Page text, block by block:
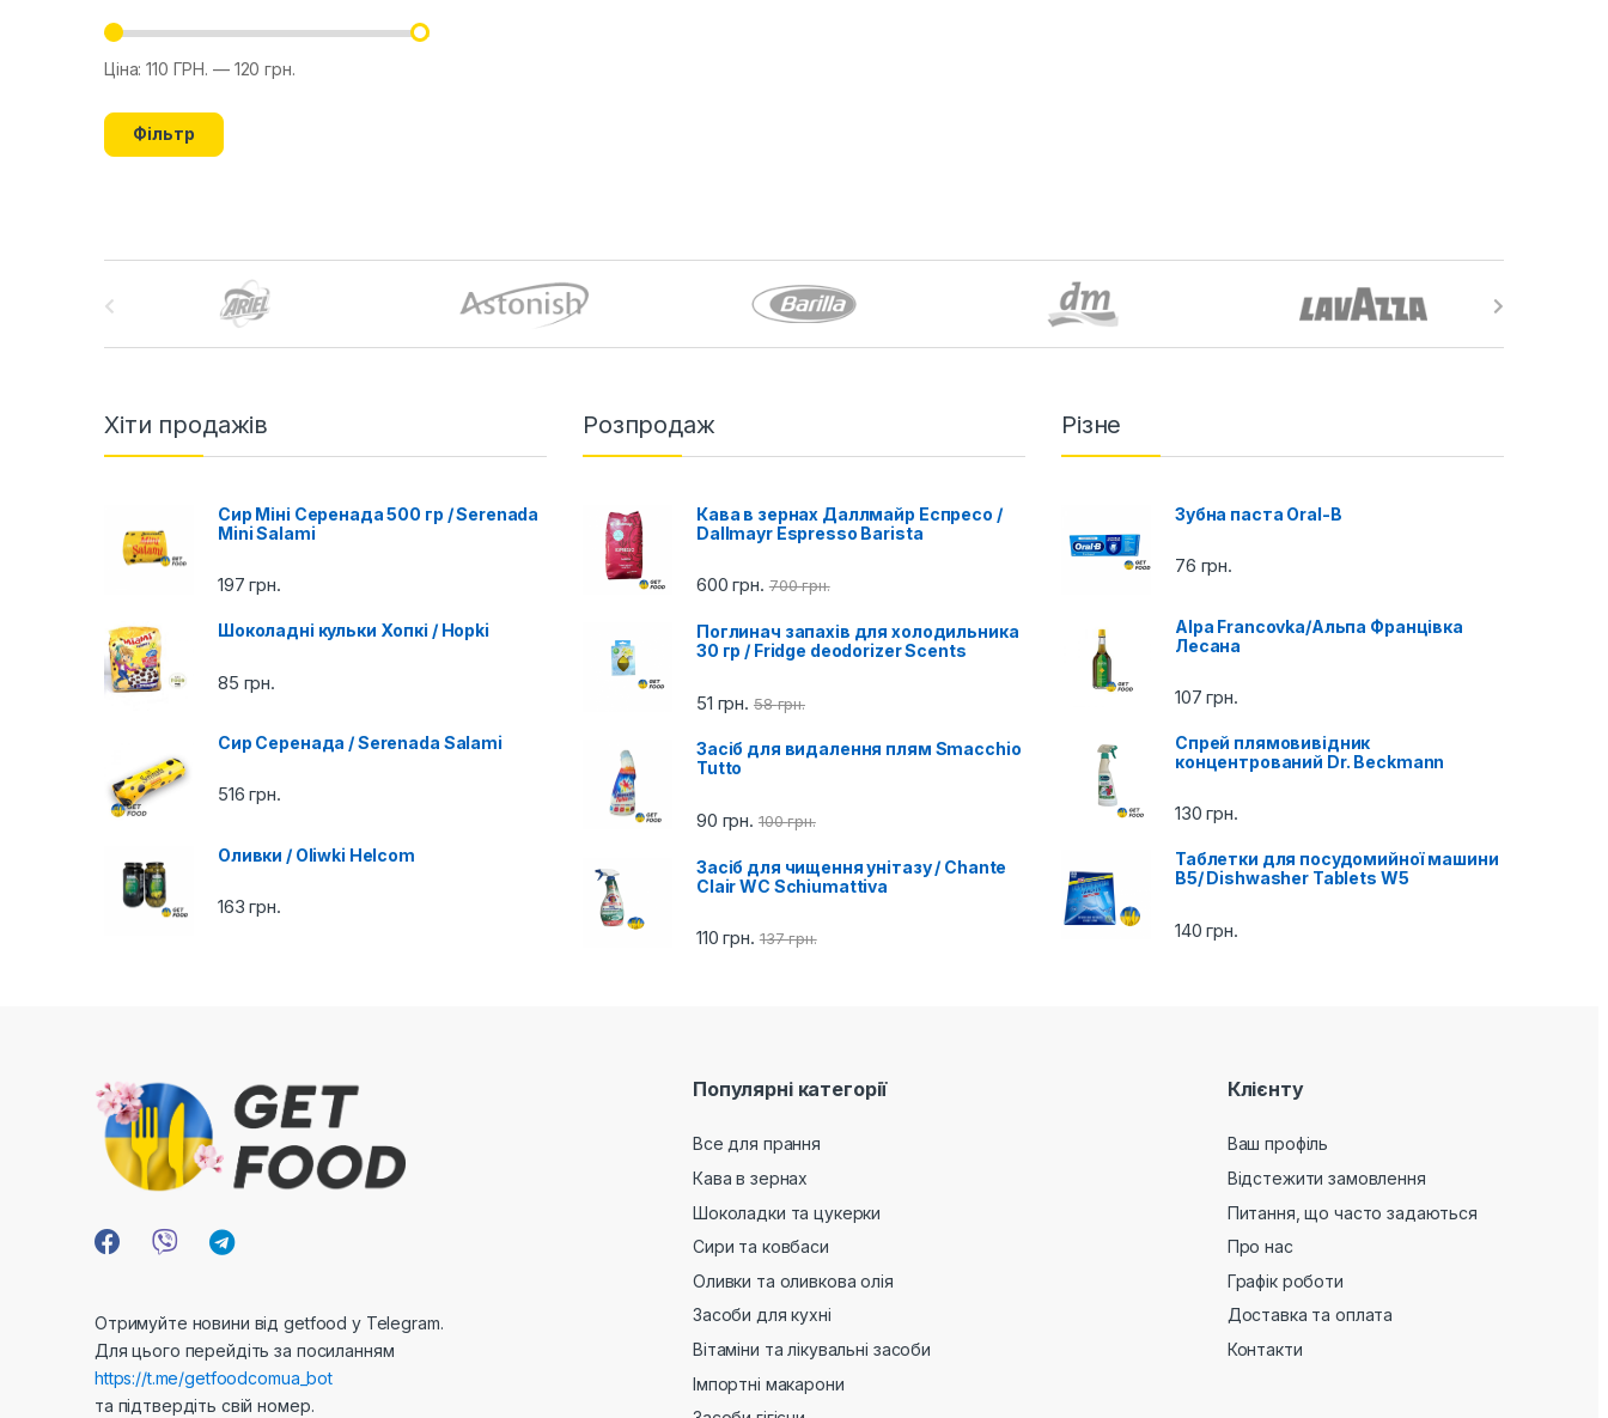
Фільтр
Ціна:110 ГРН. — 120 грн.
Хіти продажів
Сир Міні Серенада 500 гр / Serenada
Mini Salami
197грн.
Шоколадні кульки Хопкі / Hopki
85 грн.
Сир Серенада / Serenada Salami
516грн.
Оливки / Oliwki Helcom
163грн.
Розпродаж
Кава в зернах Даллмайр Еспресо /
Dallmayr Espresso Barista
600грн. 700грн.
Поглинач запахів для холодильника
30 гр / Fridge deodorizer Scents
51 грн. 58грн.
Засіб для видалення плям Smacchio
Tutto
90 грн. 100грн.
Засіб для чищення унітазу / Chante
Clair WC Schiumattiva
110грн. 137грн.
Різне
Зубна паста Oral-B
76 грн.
Alpa Francovka/Альпа Францівка
Лесана
107грн.
Спрей плямовивідник
концентрований Dr. Beckmann
130грн.
Таблетки для посудомийної машини
В5/ Dishwasher Tablets W5
140грн.
Отримуйте новини від getfood у Telegram.
Для цього перейдіть за посиланням
https://t.me/getfoodcomua_bot
та підтвердіть свій номер.
Популярні категорії
Все для прання
Кава в зернах
Шоколадки та цукерки
Сири та ковбаси
Оливки та оливкова олія
Засоби для кухні
Вітаміни та лікувальні засоби
Імпортні макарони
Клієнту
Ваш профіль
Відстежити замовлення
Питання, що часто задаються
Про нас
Графік роботи
Доставка та оплата
Контакти